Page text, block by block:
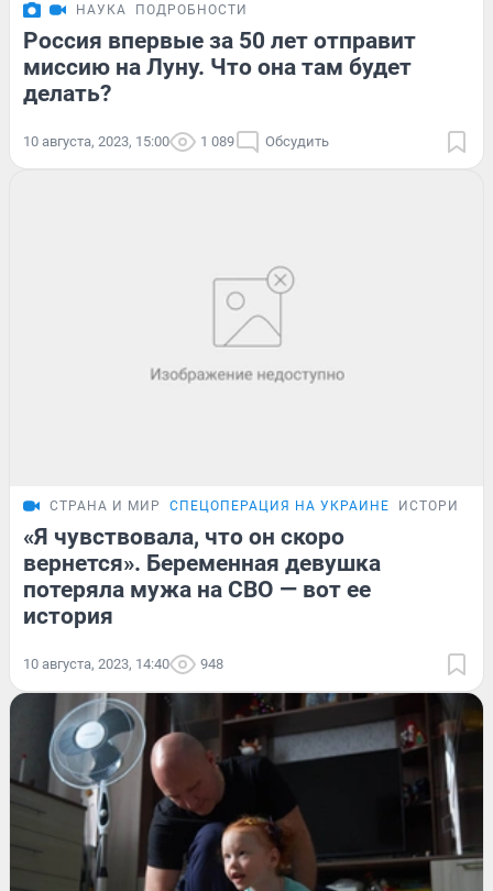
НАУКА ПОДРОБНОСТИ
Россия впервые за 50 лет отправит
миссию на Луну. Что она там будет
делать?
10 августа, 2023, 15:00 1 089 Обсудить
СТРАНА И МИР СПЕЦОПЕРАЦИЯ НА УКРАИНЕ ИСТОРИИ
«Я чувствовала, что он скоро
вернется». Беременная девушка
потеряла мужа на СВО — вот ее
история
10 августа, 2023, 14:40 948